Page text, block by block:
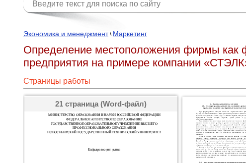
Экономика и менеджмент\ Маркетинг
Определение местоположения фирмы как
предприятия на примере компании
Страницы работы
21 страница (Word-файл)